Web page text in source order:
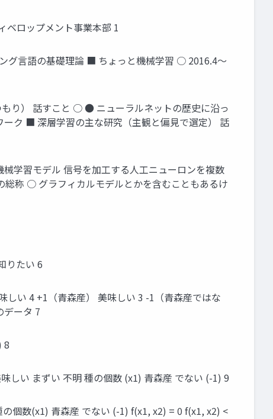
ベロップメント事業本部 1
言語の基礎理論 ■ ちょっと機械学習 ○ 2016.4〜
り） 話すこと ○ ● ニューラルネットの歴史に沿っ
ク ■ 深層学習の主な研究（主観と偏見で選定） 話
学習モデル 信号を加工する人工ニューロンを複数
称 ○ グラフィカルモデルとかを含むこともあるけ
りたい 6
い 4 +1（青森産） 美味しい 3 -1（青森産ではな
データ 7
8
しい まずい 不明 種の個数 (x1) 青森産 でない (-1) 9
個数(x1) 青森産 でない (-1) f(x1, x2) = 0 f(x1, x2) <